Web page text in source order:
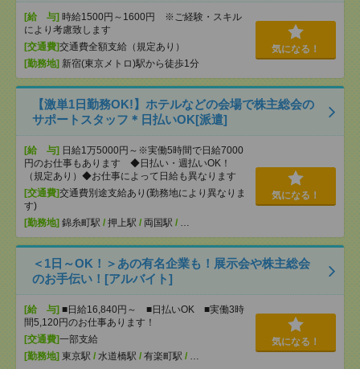
[給 与] 時給1500円～1600円 ※ご経験・スキル
により考慮致します
[交通費]交通費全額支給（規定あり）
[勤務地] 新宿(東京メトロ)駅から徒歩1分
気になる！
【激単1日勤務OK!】ホテルなどの会場で株主総会の
サポートスタッフ＊日払いOK[派遣]
[給 与] 日給1万5000円～※実働5時間で日給7000
円のお仕事もあります ◆日払い・週払いOK！
（規定あり）◆お仕事によって日給も異なります
[交通費]交通費別途支給あり(勤務地により異なりま
す)
[勤務地] 錦糸町駅 / 押上駅 / 両国駅 / …
気になる！
＜1日～OK！＞あの有名企業も！展示会や株主総会
のお手伝い！[アルバイト]
[給 与] ■日給16,840円～ ■日払いOK ■実働3時
間5,120円のお仕事あります！
[交通費]一部支給
[勤務地] 東京駅 / 水道橋駅 / 有楽町駅 / …
気になる！